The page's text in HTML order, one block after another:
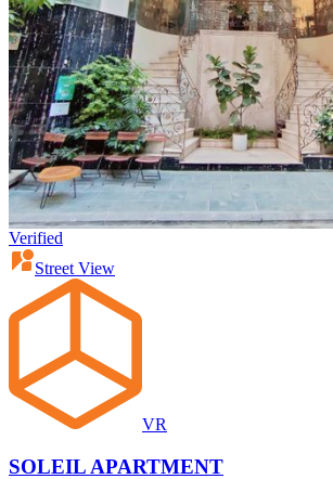
Verified
Street View
VR
SOLEIL APARTMENT